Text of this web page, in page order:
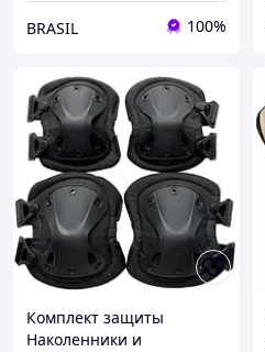
BRASIL 100%
Комплект защиты
Наколенники и